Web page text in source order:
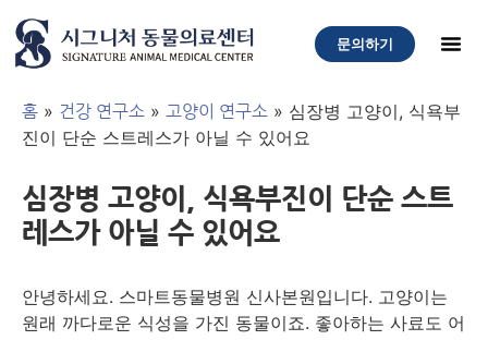
문의하기
홈 » 건강 연구소 » 고양이 연구소 » 심장병 고양이, 식욕부
진이 단순 스트레스가 아닐 수 있어요
심장병 고양이, 식욕부진이 단순 스트
레스가 아닐 수 있어요
안녕하세요. 스마트동물병원 신사본원입니다. 고양이는
원래 까다로운 식성을 가진 동물이죠. 좋아하는 사료도 어